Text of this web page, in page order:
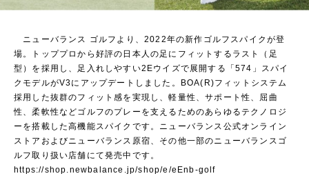
ニューバランス ゴルフより、2022年の新作ゴルフスパイクが登
場。トッププロから好評の日本人の足にフィットするラスト（足
型）を採用し、足入れしやすい2Eウイズで展開する「574」スパイ
クモデルがV3にアップデートしました。BOA(R)フィットシステム
採用した抜群のフィット感を実現し、軽量性、サポート性、屈曲
性、柔軟性などゴルフのプレーを支えるためのあらゆるテクノロジ
ーを搭載した高機能スパイクです。ニューバランス公式オンライン
ストアおよびニューバランス原宿、その他一部のニューバランスゴ
ルフ取り扱い店舗にて発売中です。
https://shop.newbalance.jp/shop/e/eEnb-golf